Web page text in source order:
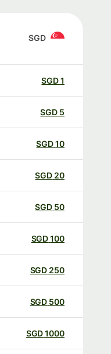
SGD
SGD
SGD
SGD
20
SGD
50
SGD
100
SGD
250
SGD
500
SGD
1000
SGD